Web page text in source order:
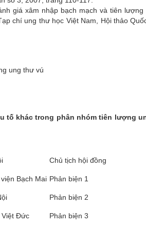
giá xâm nhập bạch mạch và tiên lượng
chí ung thư học Việt Nam, Hội thảo
ung thư vú
tố khác trong phân nhóm tiên lượng
Chủ tịch hội đồng
Bạch Mai Phản biện 1
Phản biện 2
Việt Đức Phản biện 3